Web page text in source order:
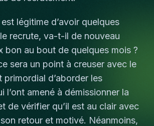
légitime d’avoir quelques
recrute, va-t-il de nouveau
bon au bout de quelques mois ?
sera un point à creuser avec le
primordial d’aborder les
l’ont amené à démissionner la
de vérifier qu’il est au clair avec
retour et motivé. Néanmoins,